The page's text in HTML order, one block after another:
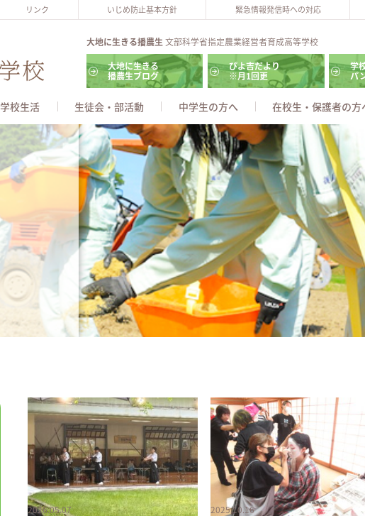
リンク いじめ防止基本方針 緊急情報発信時への対応
大地に生きる播農生 文部科学省指定農業経営者育成高等学校
大地に生きる
播農生ブログ
ぴよ吉だより
※月1回更
学
パ
学校生活 生徒会・部活動 中学生の方へ 在校生・保護者の方
2026.05.07 2025.10.16